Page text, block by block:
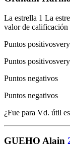
La estrella 1 La
valor de calificación
Puntos positivos
Puntos positivos
Puntos negativos
Puntos negativos
¿Fue para Vd. útil
GUEHO Alain